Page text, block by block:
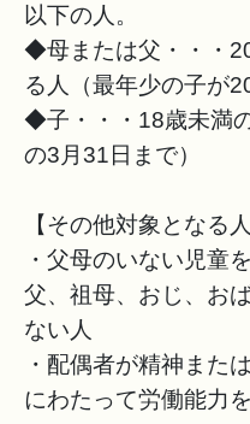
以下の人。
◆母または父・・・
る人（最年少の子が
◆子・・・18歳未満
の3月31日まで）
【その他対象となる人
・父母のいない児童
父、祖母、おじ、お
ない人
・配偶者が精神また
にわたって労働能力